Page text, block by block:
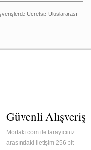
Ücretsiz Uluslararası
Güvenli Alışveriş
Mortakı.com ile tarayıcınız
arasındaki iletişim 256 bit